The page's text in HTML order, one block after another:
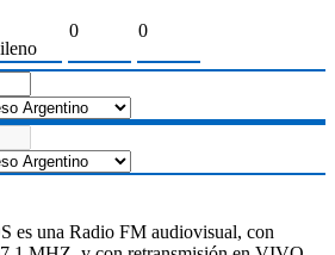
0 0
una Radio FM audiovisual, con